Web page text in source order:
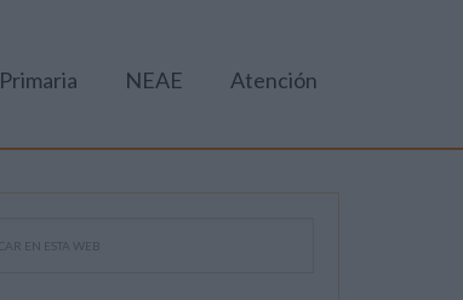
Primaria NEAE Atención